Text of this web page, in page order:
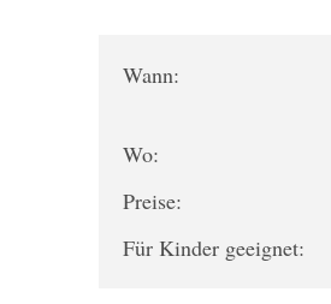
Wann:
Wo:
Preise:
Für Kinder geeignet: